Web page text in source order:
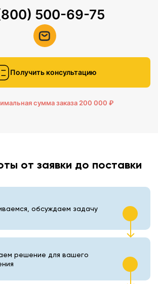
500-69-75
Получить консультацию
сумма заказа 200 000 ₽
от заявки до поставки
обсуждаем задачу
решение для вашего